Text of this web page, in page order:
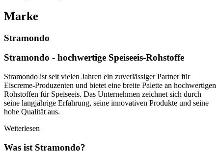
Marke
Stramondo
Stramondo - hochwertige Speiseeis-Rohstoffe
Stramondo ist seit vielen Jahren ein zuverlässiger Partner für
Eiscreme-Produzenten und bietet eine breite Palette an hochwertigen
Rohstoffen für Speiseeis. Das Unternehmen zeichnet sich durch
seine langjährige Erfahrung, seine innovativen Produkte und seine
hohe Qualität aus.
Weiterlesen
Was ist Stramondo?